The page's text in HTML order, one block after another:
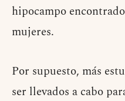
hipocampo
mujeres.
Por supuesto, más
ser llevados a cabo